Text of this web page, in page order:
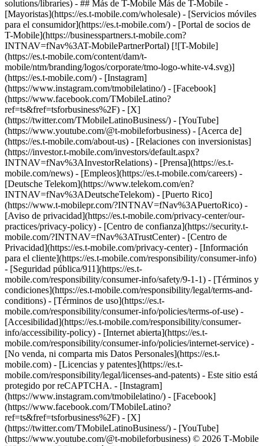
solutions/libraries) - ## Más de T-Mobile Más de T-Mobile -
[Mayoristas](https://es.t-mobile.com/wholesale) - [Servicios móviles
para el consumidor](https://es.t-mobile.com/) - [Portal de socios de
T-Mobile](https://businesspartners.t-mobile.com?
INTNAV=fNav%3AT-MobilePartnerPortal) [![T-Mobile]
(https://es.t-mobile.com/content/dam/t-
mobile/ntm/branding/logos/corporate/tmo-logo-white-v4.svg)]
(https://es.t-mobile.com/) - [Instagram]
(https://www.instagram.com/tmobilelatino/) - [Facebook]
(https://www.facebook.com/TMobileLatino?
ref=ts&fref=tsforbusiness%2F) - [X]
(https://twitter.com/TMobileLatinoBusiness/) - [YouTube]
(https://www.youtube.com/@t-mobileforbusiness) - [Acerca de]
(https://es.t-mobile.com/about-us) - [Relaciones con inversionistas]
(https://investor.t-mobile.com/investors/default.aspx?
INTNAV=fNav%3AInvestorRelations) - [Prensa](https://es.t-
mobile.com/news) - [Empleos](https://es.t-mobile.com/careers) -
[Deutsche Telekom](https://www.telekom.com/en?
INTNAV=fNav%3ADeutscheTelekom) - [Puerto Rico]
(https://www.t-mobilepr.com/?INTNAV=fNav%3APuertoRico) -
[Aviso de privacidad](https://es.t-mobile.com/privacy-center/our-
practices/privacy-policy) - [Centro de confianza](https://security.t-
mobile.com/?INTNAV=fNav%3ATrustCenter) - [Centro de
Privacidad](https://es.t-mobile.com/privacy-center) - [Información
para el cliente](https://es.t-mobile.com/responsibility/consumer-info)
- [Seguridad pública/911](https://es.t-
mobile.com/responsibility/consumer-info/safety/9-1-1) - [Términos y
condiciones](https://es.t-mobile.com/responsibility/legal/terms-and-
conditions) - [Términos de uso](https://es.t-
mobile.com/responsibility/consumer-info/policies/terms-of-use) -
[Accesibilidad](https://es.t-mobile.com/responsibility/consumer-
info/accessibility-policy) - [Internet abierta](https://es.t-
mobile.com/responsibility/consumer-info/policies/internet-service) -
[No venda, ni comparta mis Datos Personales](https://es.t-
mobile.com) - [Licencias y patentes](https://es.t-
mobile.com/responsibility/legal/licenses-and-patents) - Este sitio está
protegido por reCAPTCHA. - [Instagram]
(https://www.instagram.com/tmobilelatino/) - [Facebook]
(https://www.facebook.com/TMobileLatino?
ref=ts&fref=tsforbusiness%2F) - [X]
(https://twitter.com/TMobileLatinoBusiness/) - [YouTube]
(https://www.youtube.com/@t-mobileforbusiness) © 2026 T‑Mobile